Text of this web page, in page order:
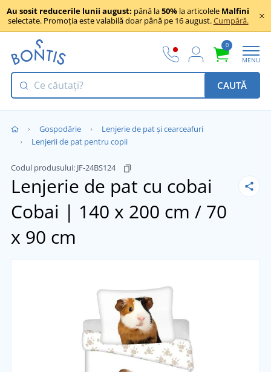
Au sosit reducerile lunii august: până la50% la articolele Malfini
selectate. Promoția este valabilă doar până pe 16 august.Cumpără.
0
MENU
CAUTĂ
Gospodărie
Lenjerie de pat și cearceafuri
Lenjerii de pat pentru copii
Codul produsului: JF-24BS124
Lenjerie de pat cu cobai
Cobai | 140 x 200 cm / 70
x 90 cm